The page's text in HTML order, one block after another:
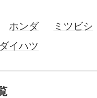
ホンダ
ミツビシ
ダイハツ